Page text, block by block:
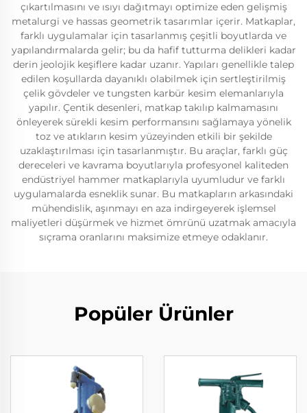
çıkartılmasını ve ısıyı dağıtmayı optimize eden gelişmiş
metalurgi ve hassas geometrik tasarımlar içerir. Matkaplar,
farklı uygulamalar için tasarlanmış çeşitli boyutlarda ve
yapılandırmalarda gelir; bu da hafif tutturma delikleri kadar
derin jeolojik keşiflere kadar uzanır. Yapıları genellikle talep
edilen koşullarda dayanıklı olabilmek için sertleştirilmiş
çelik gövdeler ve tungsten karbür kesim elemanlarıyla
yapılır. Çentik desenleri, matkap takılıp kalmamasını
önleyerek sürekli kesim performansını sağlamaya yönelik
toz ve atıkların kesim yüzeyinden etkili bir şekilde
uzaklaştırılması için tasarlanmıştır. Bu araçlar, farklı güç
dereceleri ve kavrama boyutlarıyla profesyonel kaliteden
endüstriyel hammer matkaplarıyla uyumludur ve farklı
uygulamalarda esneklik sunar. Bu matkapların arkasındaki
mühendislik, aşınmayı en aza indirgeyerek işlemsel
maliyetleri düşürmek ve hizmet ömrünü uzatmak amacıyla
sıçrama oranlarını maksimize etmeye odaklanır.
Popüler Ürünler